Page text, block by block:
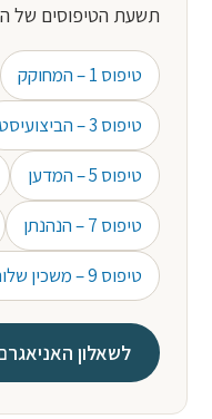
תשעת הטיפוסים של
טיפוס 1 – המחוקק
טיפוס 3 – הביצועיסט
טיפוס 5 – המדען
טיפוס 7 – הנהנתן
טיפוס 9 – משכין שלום
לשאלון